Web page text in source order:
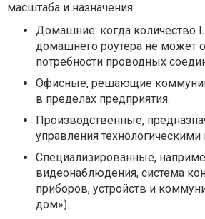
масштаба и назначения:
Домашние: когда количество
домашнего роутера не может
потребности проводных
Офисные, решающие
в пределах предприятия.
Производственные,
управления технологическими
Специализированные,
видеонаблюдения, система
приборов, устройств и
дом»).